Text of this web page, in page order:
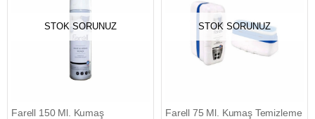
STOK SORUNUZ
Farell 150 Ml. Kumaş
STOK SORUNUZ
Farell 75 Ml. Kumaş Temizleme